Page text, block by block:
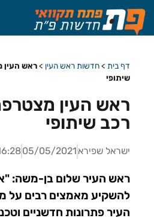
דף בית >חדשות ראש העין >ראש העין
שיתופי
ראש העין
רכב שיתופי
ישראל שפירא 05/05/2021
ראש העיר שלום בן-משה:
להשקיע מאמצים רבים על
העיר פתרונות חדשניים